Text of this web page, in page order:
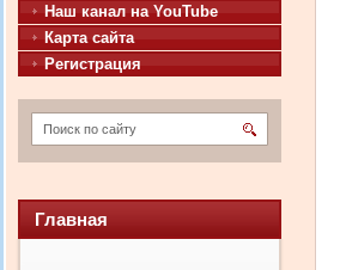
Наш канал на YouTube
Карта сайта
Регистрация
Главная